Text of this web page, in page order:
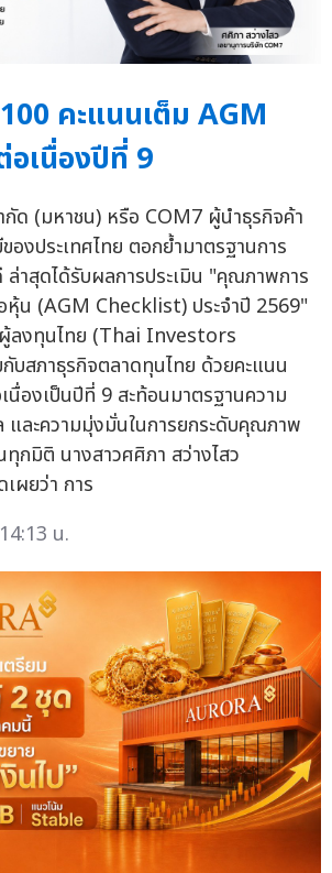
คะแนนเต็ม AGM
เนื่องปีที่ 9
กัด (มหาชน) หรือ COM7 ผู้นำธุรกิจค้า
องประเทศไทย ตอกย้ำมาตรฐานการ
าสุดได้รับผลการประเมิน "คุณภาพการ
น (AGM Checklist) ประจำปี 2569"
ลงทุนไทย (Thai Investors
สภาธุรกิจตลาดทุนไทย ด้วยคะแนน
นื่องเป็นปีที่ 9 สะท้อนมาตรฐานความ
และความมุ่งมั่นในการยกระดับคุณภาพ
กมิติ นางสาวศศิภา สว่างไสว
เผยว่า การ
น.